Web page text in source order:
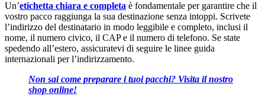
Un’etichetta chiara e completa è fondamentale per garantire che il
vostro pacco raggiunga la sua destinazione senza intoppi. Scrivete
l’indirizzo del destinatario in modo leggibile e completo, inclusi il
nome, il numero civico, il CAP e il numero di telefono. Se state
spedendo all’estero, assicuratevi di seguire le linee guida
internazionali per l’indirizzamento.
Non sai come preparare i tuoi pacchi? Visita il nostro
shop online!